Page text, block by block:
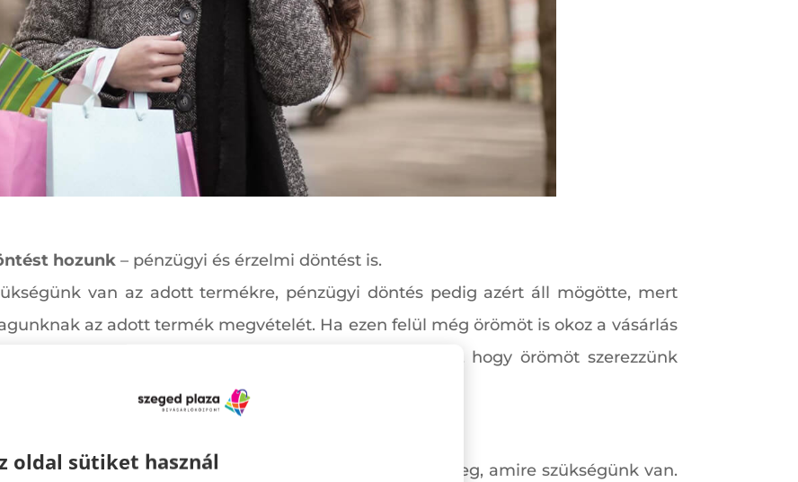
hozunk – pénzügyi és érzelmi döntést is.
van az adott termékre, pénzügyi döntés pedig azért áll mögötte, mert
az adott termék megvételét. Ha ezen felül még örömöt is okoz a vásárlás
ám a tudatos vásárlás célja többnyire nem az, hogy örömöt szerezzünk
a praktikum.
választunk.
vásárolni megyünk, és célirányosan azt vesszük meg, amire szükségünk van.
oldal sütiket használ